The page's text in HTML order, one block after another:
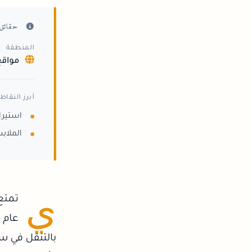
المنطقة
أبرز النقاط
ي
بالتنقل في